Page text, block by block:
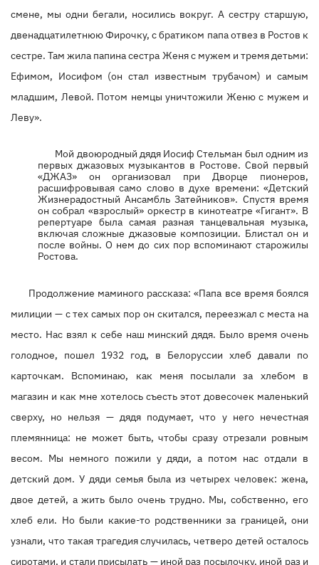
смене, мы одни бегали, носились вокруг. А сестру старшую,
двенадцатилетнюю Фирочку, с братиком папа отвез в Ростов к
сестре. Там жила папина сестра Женя с мужем и тремя детьми:
Ефимом, Иосифом (он стал известным трубачом) и самым
младшим, Левой. Потом немцы уничтожили Женю с мужем и
Леву».
Мой двоюродный дядя Иосиф Стельман был одним из
первых джазовых музыкантов в Ростове. Свой первый
«ДЖАЗ» он организовал при Дворце пионеров,
расшифровывая само слово в духе времени: «Детский
Жизнерадостный Ансамбль Затейников». Спустя время
он собрал «взрослый» оркестр в кинотеатре «Гигант». В
репертуаре была самая разная танцевальная музыка,
включая сложные джазовые композиции. Блистал он и
после войны. О нем до сих пор вспоминают старожилы
Ростова.
Продолжение маминого рассказа: «Папа все время боялся
милиции — с тех самых пор он скитался, переезжал с места на
место. Нас взял к себе наш минский дядя. Было время очень
голодное, пошел 1932 год, в Белоруссии хлеб давали по
карточкам. Вспоминаю, как меня посылали за хлебом в
магазин и как мне хотелось съесть этот довесочек маленький
сверху, но нельзя — дядя подумает, что у него нечестная
племянница: не может быть, чтобы сразу отрезали ровным
весом. Мы немного пожили у дяди, а потом нас отдали в
детский дом. У дяди семья была из четырех человек: жена,
двое детей, а жить было очень трудно. Мы, собственно, его
хлеб ели. Но были какие-то родственники за границей, они
узнали, что такая трагедия случилась, четверо детей осталось
сиротами, и стали присылать — иной раз посылочку, иной раз и